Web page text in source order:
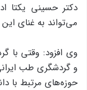
دکتر حسینی یکتا
می‌تواند به غنای
وی افزود: وقتی با
و گردشگری طب
حوزه‌های مرتبط با